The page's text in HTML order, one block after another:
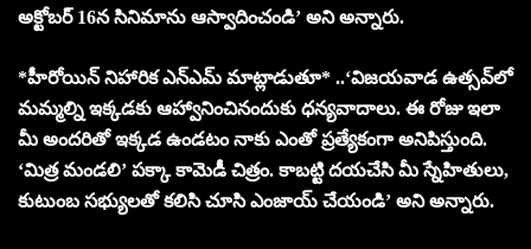
అక్టోబర్ 16న సినిమాను ఆస్వాదించండి’ అని అన్నారు.
*హీరోయిన్ నిహారిక ఎన్ఎమ్ మాట్లాడుతూ* ..‘విజయవాడ ఉత్సవ్‌లో
మమ్మల్ని ఇక్కడకు ఆహ్వానించినందుకు ధన్యవాదాలు. ఈ రోజు ఇలా
మీ అందరితో ఇక్కడ ఉండటం నాకు ఎంతో ప్రత్యేకంగా అనిపిస్తుంది.
‘మిత్ర మండలి’ పక్కా కామెడీ చిత్రం. కాబట్టి దయచేసి మీ స్నేహితులు,
కుటుంబ సభ్యులతో కలిసి చూసి ఎంజాయ్ చేయండి’ అని అన్నారు.